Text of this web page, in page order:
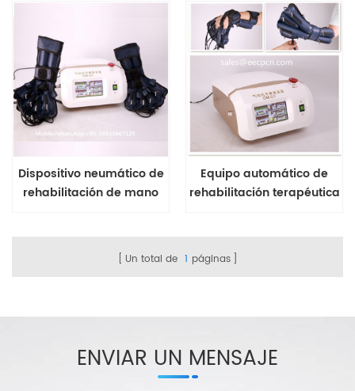
Dispositivo neumático de
rehabilitación de mano
articulaciones de los
dedos después de un
Equipo automático de
rehabilitación terapéutica
espasticidad.
Un total de 1 páginas
ENVIAR UN MENSAJE